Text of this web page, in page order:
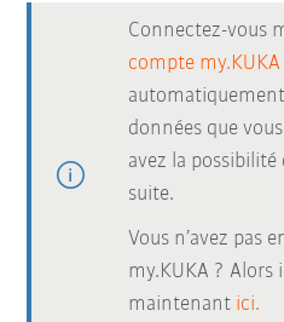
Connectez-vous
compte my.KUKA
données que
avez la
suite.
Vous n’avez pas
my.KUKA ? Alors
maintenant ici.